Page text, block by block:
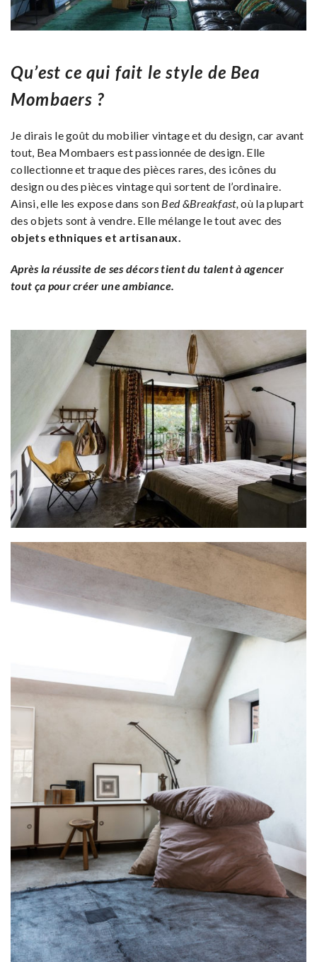
Qu’est ce qui fait le style de Bea
Mombaers ?
Je dirais le goût du mobilier vintage et du design, car avant
tout, Bea Mombaers est passionnée de design. Elle
collectionne et traque des pièces rares, des icônes du
design ou des pièces vintage qui sortent de l’ordinaire.
Ainsi, elle les expose dans sonBed &Breakfast,où la plupart
des objets sont à vendre. Elle mélange le tout avec des
objets ethniques et artisanaux.
Après la réussite de ses décors tient du talent à agencer
tout ça pour créer une ambiance.